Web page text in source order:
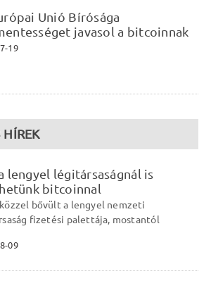
Unió Bírósága
javasol a bitcoinnak
19
HÍREK
lengyel légitársaságnál is
bitcoinnal
bővült a lengyel nemzeti
fizetési palettája, mostantól
09